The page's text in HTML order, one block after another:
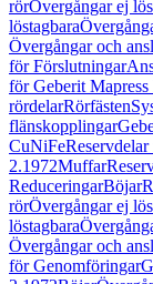
rörÖvergångar ej
löstagbara
Övergångar och
för Förslutningar
för Geberit
rördelarRörfästen
flänskopplingar
CuNiFe
2.1972Muffar
ReduceringarBöjar
rörÖvergångar ej
löstagbara
Övergångar och
för Genomföringar